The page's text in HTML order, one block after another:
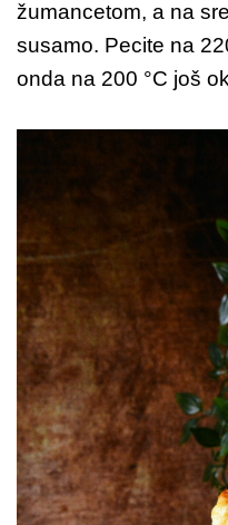
žumancetom, a na
susamo. Pecite na
onda na 200 °C još